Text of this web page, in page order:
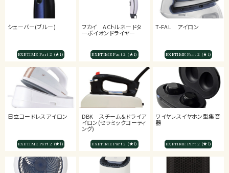
シェーバー(ブルー)
EXETIME Part 2 (★1)
フカイ ACトルネードタ
ーボイオンドライヤー
EXETIME Part 2 (★1)
T-FAL アイロン
EXETIME Part 2 (★1)
日立コードレスアイロン
EXETIME Part 2 (★1)
DBK スチーム&ドライア
イロン(セラミックコーティ
ング)
EXETIME Part 2 (★1)
ワイヤレスイヤホン型集音
器
EXETIME Part 2 (★1)